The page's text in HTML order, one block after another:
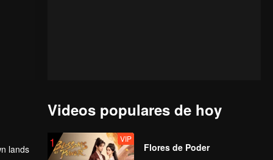
lands
Videos populares de hoy
1 VIP
Flores de Poder